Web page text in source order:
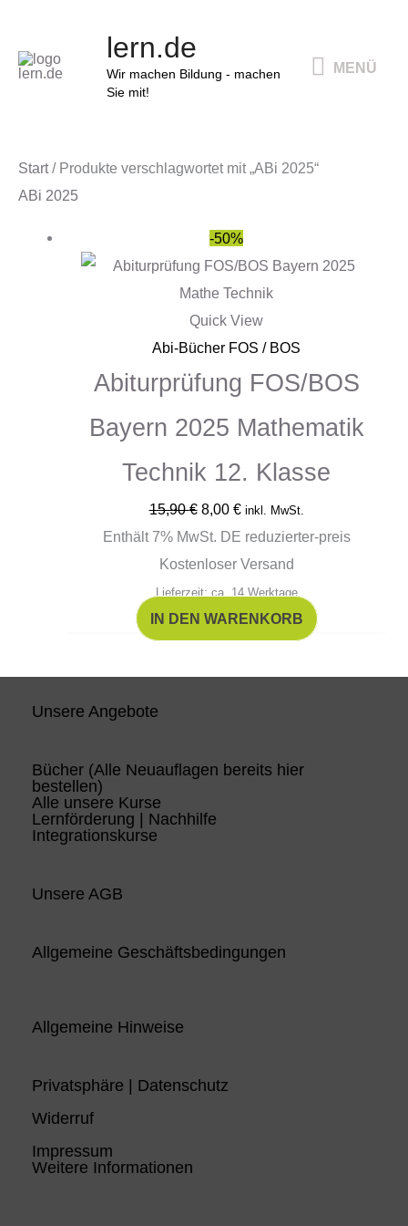
springen
lern.de
Wir machen Bildung - machen
Sie mit!
MENÜ
Start/ Produkte verschlagwortet mit „ABi 2025“
ABi 2025
-50%
Quick View
Abi-Bücher FOS / BOS
Abiturprüfung FOS/BOS
Bayern 2025 Mathematik
Technik 12. Klasse
15,90€
Ursprünglicher
Preis
war:
15,90 €
8,00 €
Aktueller
Preis
ist:
8,00 €.
inkl. MwSt.
Enthält 7% MwSt. DE reduzierter-preis
Kostenloser Versand
Lieferzeit: ca. 14 Werktage
IN DEN WARENKORB
Unsere Angebote
Bücher (Alle Neuauflagen bereits hier
bestellen)
Alle unsere Kurse
Lernförderung | Nachhilfe
Integrationskurse
Unsere AGB
Allgemeine Geschäftsbedingungen
Allgemeine Hinweise
Privatsphäre | Datenschutz
Widerruf
Impressum
Weitere Informationen